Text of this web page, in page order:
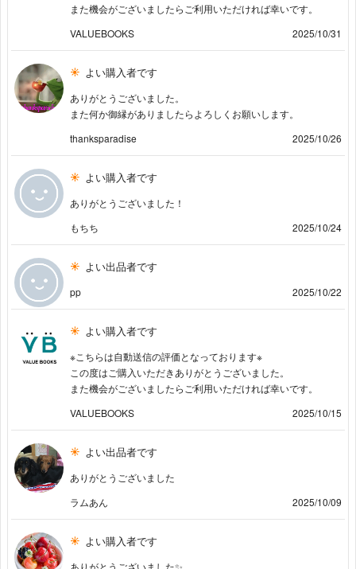
また機会がございましたらご利用いただければ幸いです。
VALUEBOOKS
2025/10/31
よい購入者です
ありがとうございました。
また何か御縁がありましたらよろしくお願いします。
thanksparadise
2025/10/26
よい購入者です
ありがとうございました！
もちち
2025/10/24
よい出品者です
pp 2025/10/22
よい購入者です
※こちらは自動送信の評価となっております※
この度はご購入いただきありがとうございました。
また機会がございましたらご利用いただければ幸いです。
VALUEBOOKS
2025/10/15
よい出品者です
ありがとうございました
ラムあん
2025/10/09
よい購入者です
ありがとうございました✨️